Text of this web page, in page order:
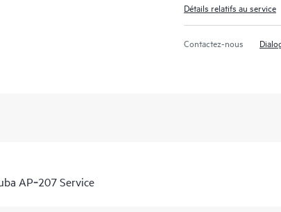
Détails relatifs au service
Contactez-nous
AP‑207 Service